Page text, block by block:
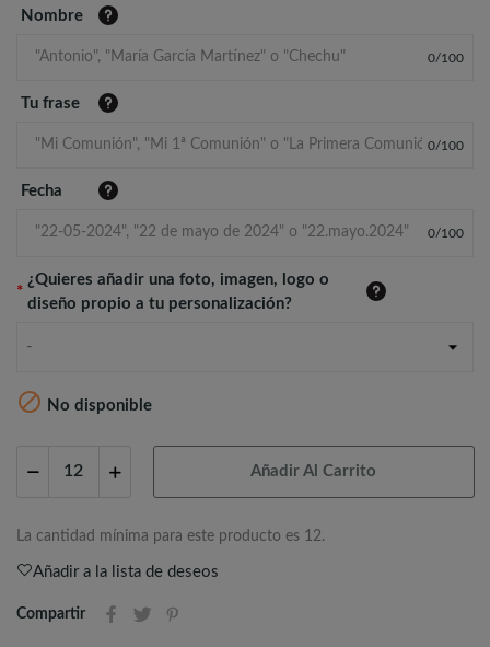
Nombre
0/100
Tu frase
0/100
Fecha
0/100
*
¿Quieres añadir una foto, imagen, logo o
diseño propio a tu personalización?
-
 No disponible
Añadir Al Carrito
La cantidad mínima para este producto es 12.
Añadir a la lista de deseos
Compartir